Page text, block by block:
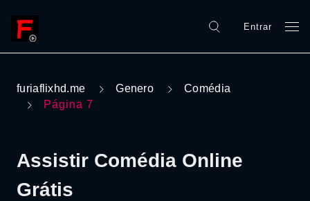
Entrar
furiaflixhd.me Genero
Comédia
Página 7
Assistir Comédia Online
Grátis